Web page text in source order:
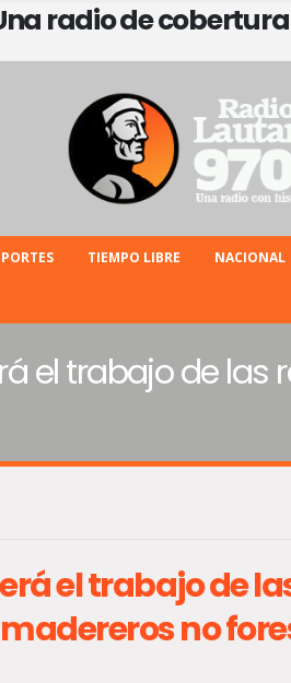
radio de
TIEMPO LIBRE NACIONAL
el trabajo de
el trabajo de
no